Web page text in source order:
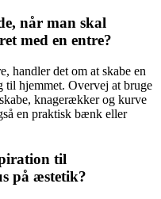
når man skal
med en entre?
handler det om at skabe en
til hjemmet. Overvej at bruge
knagerækker og kurve
en praktisk bænk eller
til
på æstetik?